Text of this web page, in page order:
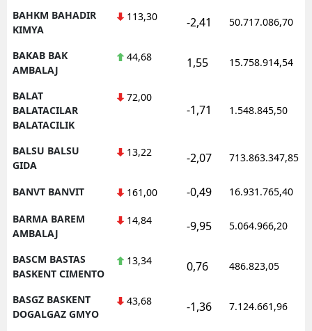
BAHKM BAHADIR
KIMYA
113,30 -2,41 50.717.086,70
BAKAB BAK
AMBALAJ
44,68 1,55 15.758.914,54
BALAT
BALATACILAR
BALATACILIK
72,00
-1,71 1.548.845,50
BALSU BALSU
GIDA
13,22 -2,07 713.863.347,85
BANVT BANVIT 161,00 -0,49 16.931.765,40
BARMA BAREM
AMBALAJ
14,84 -9,95 5.064.966,20
BASCM BASTAS
BASKENT CIMENTO
13,34 0,76 486.823,05
BASGZ BASKENT
DOGALGAZ GMYO
43,68 -1,36 7.124.661,96